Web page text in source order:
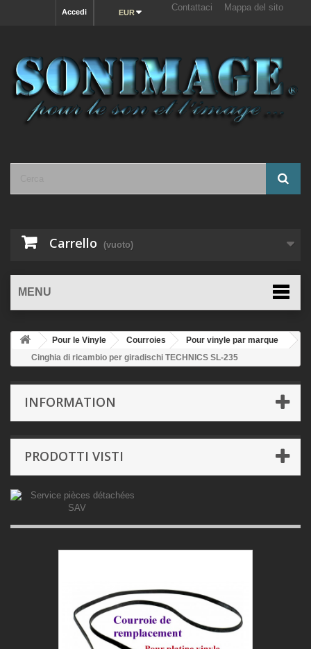
Contattaci Mappa del sito
EUR
Accedi
Carrello (vuoto)
MENU
Pour le Vinyle Courroies
Pour vinyle par marque
Cinghia di ricambio per giradischi TECHNICS SL-235
INFORMATION
PRODOTTI VISTI